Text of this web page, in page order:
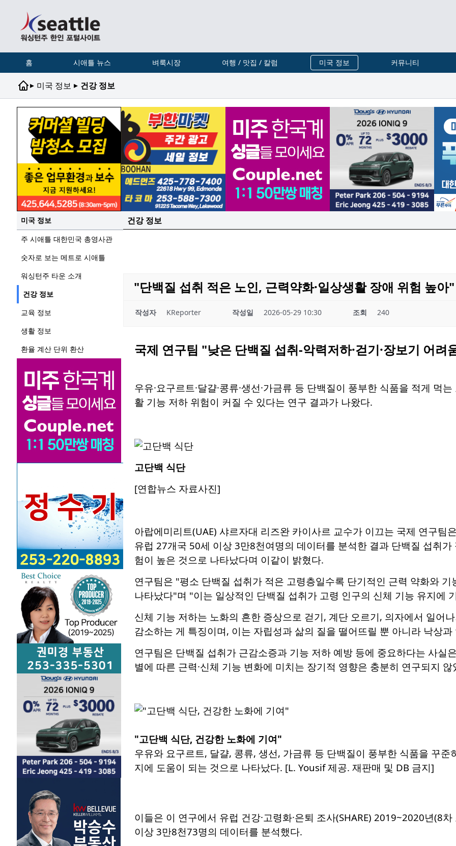
홈 시애틀 뉴스 벼룩시장 여행 / 맛집 / 칼럼 미국 정보 커뮤니티
▸ 미국 정보 ▸ 건강 정보
미국 정보
주 시애틀 대한민국 총영사관
숫자로 보는 메트로 시애틀
워싱턴주 타운 소개
건강 정보
교육 정보
생활 정보
환율 계산 단위 환산
건강 정보
"단백질 섭취 적은 노인, 근력약화·일상생활 장애 위험 높아"
작성자 KReporter 작성일 2026-05-29 10:30 조회 240
국제 연구팀 "낮은 단백질 섭취-악력저하·걷기·장보기 어려
우유·요구르트·달걀·콩류·생선·가금류 등 단백질이 풍부한 식품을 적게 먹
활 기능 저하 위험이 커질 수 있다는 연구 결과가 나왔다.
고단백 식단
[연합뉴스 자료사진]
아랍에미리트(UAE) 샤르자대 리즈완 카이사르 교수가 이끄는 국제 연구
유럽 27개국 50세 이상 3만8천여명의 데이터를 분석한 결과 단백질 섭취
험이 높은 것으로 나타났다며 이같이 밝혔다.
연구팀은 "평소 단백질 섭취가 적은 고령층일수록 단기적인 근력 약화와
나타났다"며 "이는 일상적인 단백질 섭취가 고령 인구의 신체 기능 유지에
신체 기능 저하는 노화의 흔한 증상으로 걷기, 계단 오르기, 의자에서 일어
감소하는 게 특징이며, 이는 자립성과 삶의 질을 떨어뜨릴 뿐 아니라 낙상
연구팀은 단백질 섭취가 근감소증과 기능 저하 예방 등에 중요하다는 사실
별에 따른 근력·신체 기능 변화에 미치는 장기적 영향은 충분히 연구되지
"고단백 식단, 건강한 노화에 기여"
우유와 요구르트, 달걀, 콩류, 생선, 가금류 등 단백질이 풍부한 식품을 꾸
지에 도움이 되는 것으로 나타났다. [L. Yousif 제공. 재판매 및 DB 금지]
이들은 이 연구에서 유럽 건강·고령화·은퇴 조사(SHARE) 2019~2020년(8
이상 3만8천73명의 데이터를 분석했다.